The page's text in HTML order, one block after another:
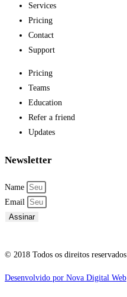
Services
Pricing
Contact
Support
Pricing
Teams
Education
Refer a friend
Updates
Newsletter
Name
Email
Assinar
© 2018 Todos os direitos reservados
Desenvolvido por Nova Digital Web